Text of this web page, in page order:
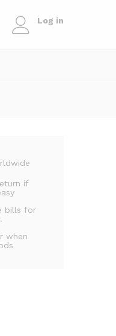
Log in
if
bills for
when